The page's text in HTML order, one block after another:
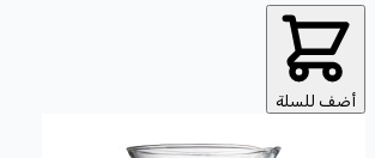
أضف للسلة